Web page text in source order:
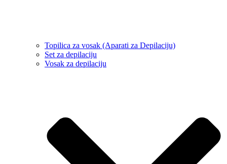
Topilica za vosak (Aparati za Depilaciju)
Set za depilaciju
Vosak za depilaciju